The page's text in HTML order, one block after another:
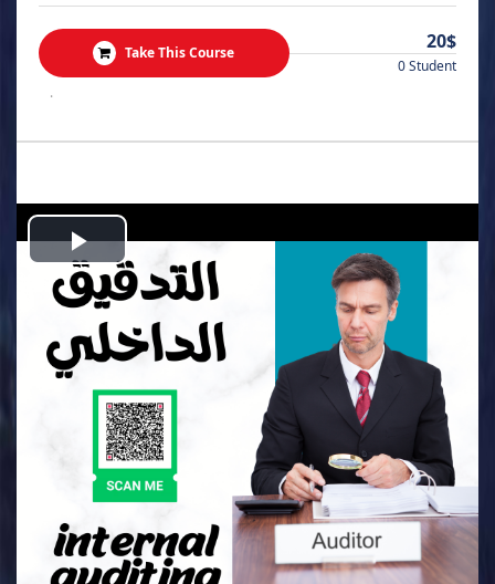
Take This Course 20$
0 Student
.
Play
Video